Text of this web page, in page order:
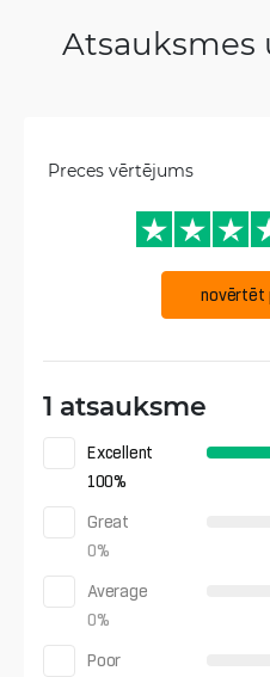
Atsauksmes
Preces vērtējums
novērtēt
1 atsauksme
Excellent
100%
Great
0%
Average
0%
Poor